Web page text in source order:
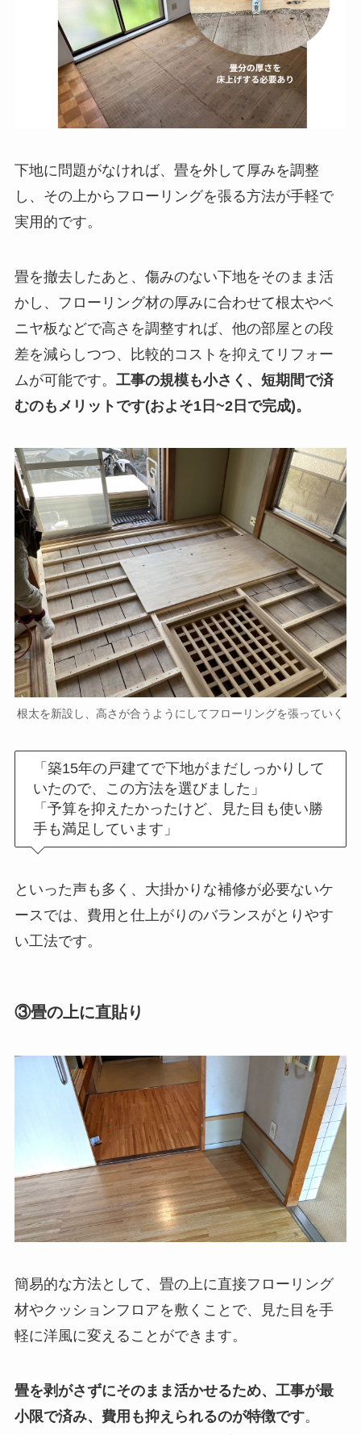
下地に問題がなければ、畳を外して厚みを調整
し、その上からフローリングを張る方法が手軽で
実用的です。
畳を撤去したあと、傷みのない下地をそのまま活
かし、フローリング材の厚みに合わせて根太やベ
ニヤ板などで高さを調整すれば、他の部屋との段
差を減らしつつ、比較的コストを抑えてリフォー
ムが可能です。 工事の規模も小さく、短期間で済
むのもメリットです(およそ1日~2日で完成)。
根太を新設し、高さが合うようにしてフローリングを張っていく
「築15年の戸建てで下地がまだしっかりして
いたので、この方法を選びました」
「予算を抑えたかったけど、見た目も使い勝
手も満足しています」
といった声も多く、大掛かりな補修が必要ないケ
ースでは、費用と仕上がりのバランスがとりやす
い工法です。
③畳の上に直貼り
簡易的な方法として、畳の上に直接フローリング
材やクッションフロアを敷くことで、見た目を手
軽に洋風に変えることができます。
畳を剥がさずにそのまま活かせるため、工事が最
小限で済み、費用も抑えられるのが特徴です。